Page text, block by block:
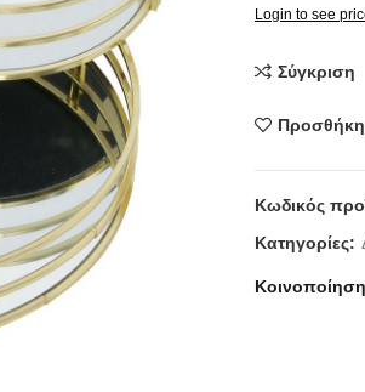
Login to see
Σύγκριση
Προσθήκη
Κωδικός
Κατηγορίες:
Κοινοποίηση